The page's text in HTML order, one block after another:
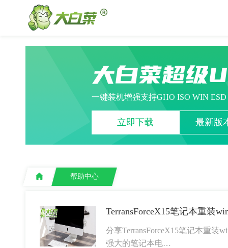
大白菜超级
一键装机增强支持GHO ISO WIN
立即下载 最新版
帮助中心
TerransForceX15笔记本重装
分享TerransForceX15笔记本重装
强大的笔记本电…